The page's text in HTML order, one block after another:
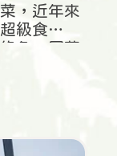
，近年來
級食
色，因菜
名。